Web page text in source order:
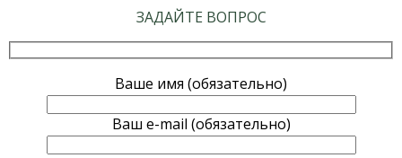
ЗАДАЙТЕ ВОПРОС
Ваше имя (обязательно)
Ваш e-mail (обязательно)